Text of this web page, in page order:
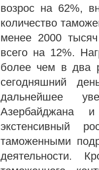
возрос на 62%,
количество
менее 2000
всего на 12%.
более чем в два
сегодняшний
дальнейшее
Азербайджана
экстенсивный
таможенными
деятельности.